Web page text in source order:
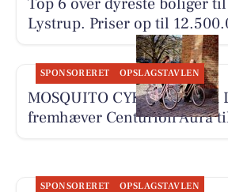
Lystrup. Priser op til
SPONSORERET OPSLAGSTAVLEN
MOSQUITO CYKELCENTER
fremhæver Centurion Aura
SPONSORERET OPSLAGSTAVLEN